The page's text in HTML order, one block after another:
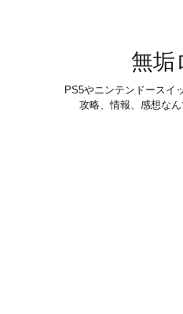
無垢
PS5やニンテンドースイ
攻略、情報、感想なん